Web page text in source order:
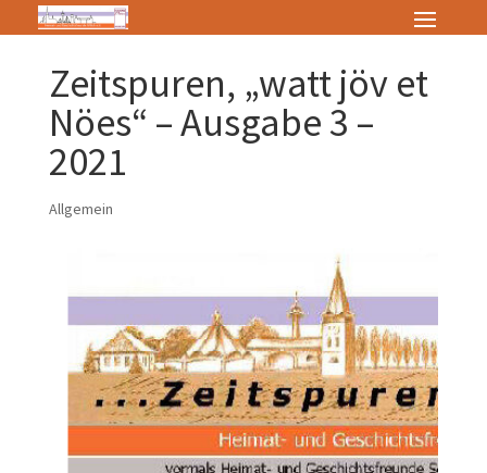
Zeitspuren, „watt jöv et
Nöes“ – Ausgabe 3 –
2021
Allgemein